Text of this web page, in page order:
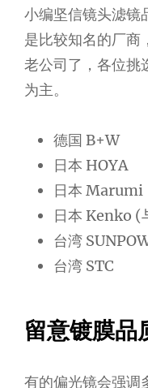
小编坚信镜头滤镜
是比较知名的厂商
老公司了，各位挑
为主。
德国 B+W
日本 HOYA
日本 Marumi
日本 Kenko (
台湾
台湾 STC
留意镀膜品
有的偏光镜会强调